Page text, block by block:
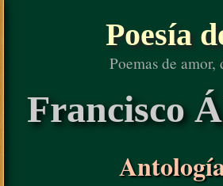
Poesía
Poemas de amor,
Francisco